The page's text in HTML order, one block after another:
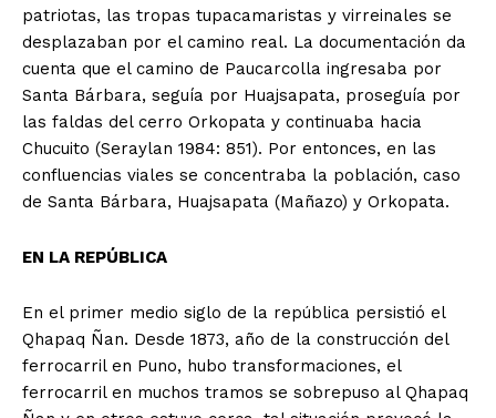
patriotas, las tropas tupacamaristas y virreinales se
desplazaban por el camino real. La documentación da
cuenta que el camino de Paucarcolla ingresaba por
Santa Bárbara, seguía por Huajsapata, proseguía por
las faldas del cerro Orkopata y continuaba hacia
Chucuito (Seraylan 1984: 851). Por entonces, en las
confluencias viales se concentraba la población, caso
de Santa Bárbara, Huajsapata (Mañazo) y Orkopata.
EN LA REPÚBLICA
En el primer medio siglo de la república persistió el
Qhapaq Ñan. Desde 1873, año de la construcción del
ferrocarril en Puno, hubo transformaciones, el
ferrocarril en muchos tramos se sobrepuso al Qhapaq